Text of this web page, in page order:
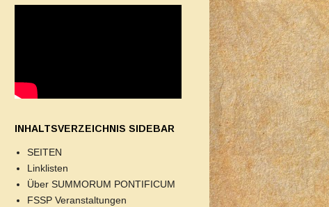
INHALTSVERZEICHNIS SIDEBAR
SEITEN
Linklisten
Über SUMMORUM PONTIFICUM
FSSP Veranstaltungen